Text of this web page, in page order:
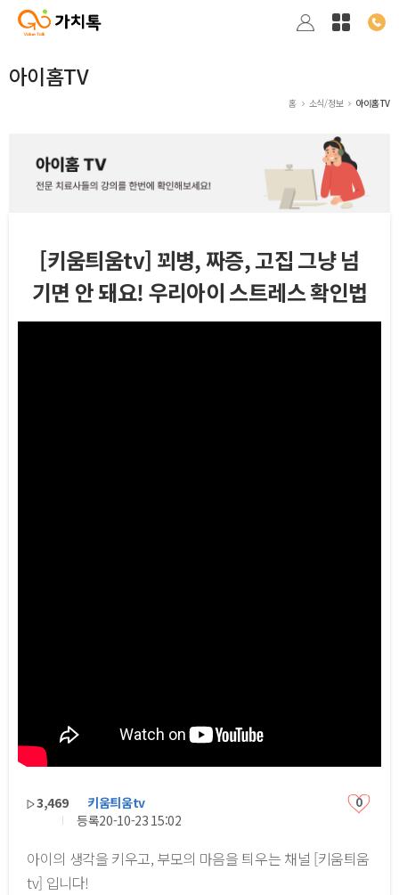
아이홈TV
홈 소식/정보 아이홈TV
[키움틔움tv] 꾀병, 짜증, 고집 그냥 넘
기면 안 돼요! 우리아이 스트레스 확인법
3,469
키움틔움tv
등록20-10-23 15:02
0
아이의 생각을 키우고, 부모의 마음을 틔우는 채널 [키움틔움
tv] 입니다!